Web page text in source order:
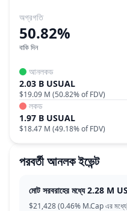
অগ্রগতি
50.82%
বাকি দিন
আনলকড
2.03 B USUAL
$19.09 M (50.82%of FDV)
লকড
1.97 B USUAL
$18.47 M (49.18%of FDV)
পরবর্তী আনলক ইভেন্ট
মোট সরবরাহের মধ্যে 2.28
$21,428 (0.46% M.Cap এর